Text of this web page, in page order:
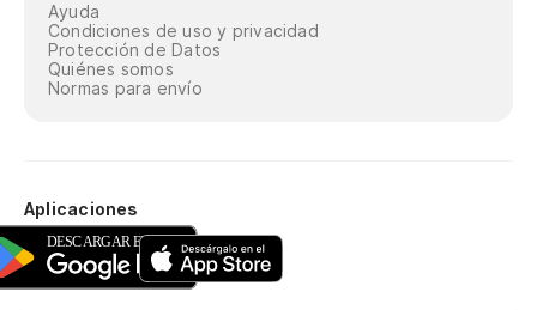
Ayuda
Condiciones de uso y privacidad
Protección de Datos
Quiénes somos
Normas para envío
Aplicaciones